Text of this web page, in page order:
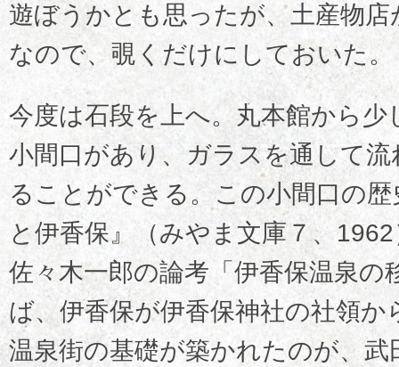
遊ぼうかとも思ったが、土産物
なので、覗くだけにしておいた。
今度は石段を上へ。丸本館から
小間口があり、ガラスを通して
ることができる。この小間口の
と伊香保』（みやま文庫７、
佐々木一郎の論考「伊香保温泉の
ば、伊香保が伊香保神社の社領か
温泉街の基礎が築かれたのが、武